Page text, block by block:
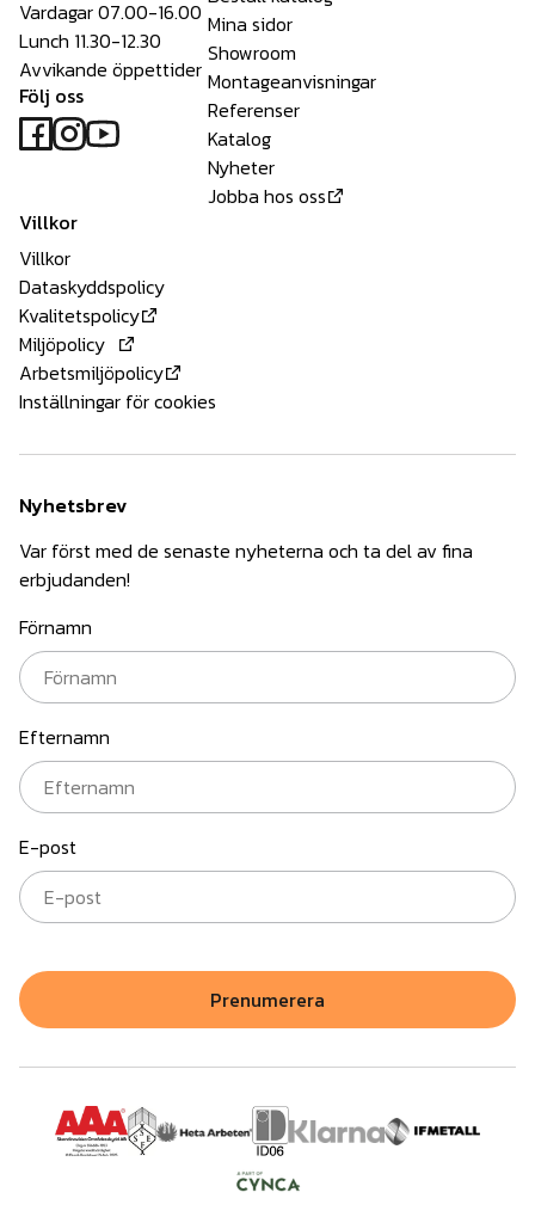
Vardagar 07.00-16.00
Lunch 11.30-12.30
Avvikande öppettider
Följ oss
Mina sidor
Showroom
Montageanvisningar
Referenser
Katalog
Nyheter
Jobba hos oss
Villkor
Villkor
Dataskyddspolicy
Kvalitetspolicy
Miljöpolicy
Arbetsmiljöpolicy
Inställningar för cookies
Nyhetsbrev
Var först med de senaste nyheterna och ta del av fina
erbjudanden!
Förnamn
Efternamn
E-post
Prenumerera